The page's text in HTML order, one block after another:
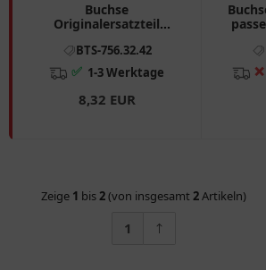
Buchse
Originalersatzteil
BTS-756.32.42
✅ 1-3 Werktage
8,32 EUR
❌
Zeige 1 bis2(von insgesamt 2Artikeln)
1